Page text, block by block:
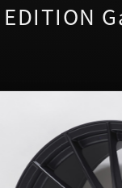
EDITION